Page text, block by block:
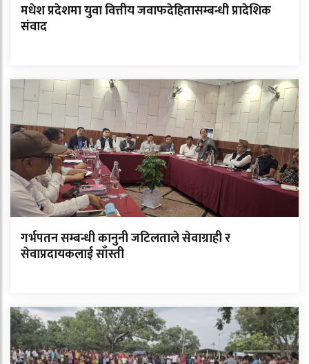
मधेश प्रदेशमा युवा वित्तीय जवाफदेहितासम्बन्धी प्रादेशिक
संवाद
गर्भपतन सम्बन्धी कानुनी जटिलताले सेवाग्राही र
सेवाप्रदायकलाई साँस्ती